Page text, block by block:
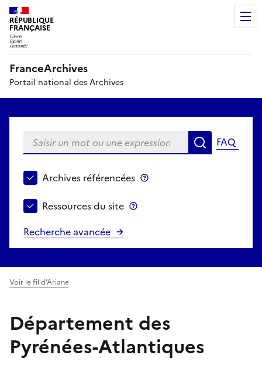
RÉPUBLIQUE
FRANÇAISE
FranceArchives
Portail national des Archives
Saisir un mot ou une expression Rechercher
FAQ
Choisir le périmètre de recherche
Archives référencées
Ressources du site
Recherche avancée
Voir le fil d’Ariane
Département des
Pyrénées-Atlantiques